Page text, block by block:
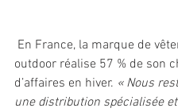
outdoor réalise 57 % de son
d’affaires en hiver. « Nous
une distribution spécialisée et